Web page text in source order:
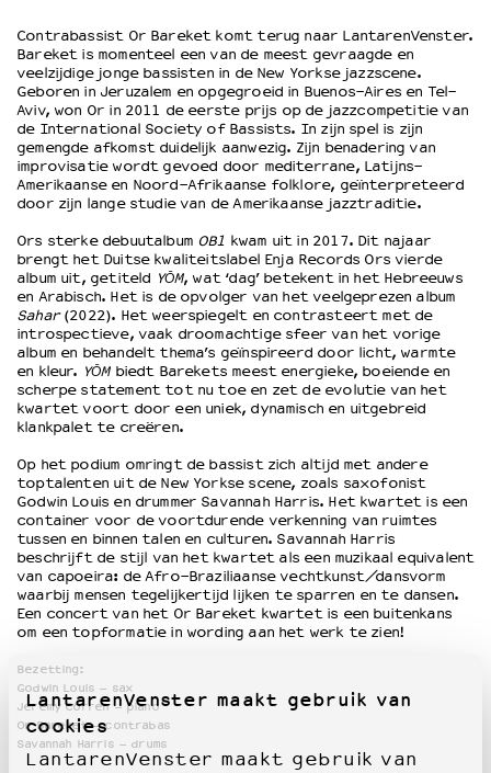
LantarenVenster maakt gebruik van
cookies
LantarenVenster maakt gebruik van
OVER LANTARENVENSTER
Wat we doen
Werken bij
Wie is wie
Word vriend
Historie
Partners
Huisregels
Privacyverklaring
Integriteits- en gedragscode
Duurzaamheid
Culturele boycot Israël
Ruimte voor artistieke vrijheid – VNPF
Contrabassist Or Bareket komt terug naar LantarenVenster.
Bareket is momenteel een van de meest gevraagde en
veelzijdige jonge bassisten in de New Yorkse jazzscene.
Geboren in Jeruzalem en opgegroeid in Buenos-Aires en Tel-
Aviv, won Or in 2011 de eerste prijs op de jazzcompetitie van
de International Society of Bassists. In zijn spel is zijn
gemengde afkomst duidelijk aanwezig. Zijn benadering van
improvisatie wordt gevoed door mediterrane, Latijns-
Amerikaanse en Noord-Afrikaanse folklore, geïnterpreteerd
door zijn lange studie van de Amerikaanse jazztraditie.
Ors sterke debuutalbum OB1 kwam uit in 2017. Dit najaar
brengt het Duitse kwaliteitslabel Enja Records Ors vierde
album uit, getiteld YŌM, wat ‘dag’ betekent in het Hebreeuws
en Arabisch. Het is de opvolger van het veelgeprezen album
Sahar(2022). Het weerspiegelt en contrasteert met de
introspectieve, vaak droomachtige sfeer van het vorige
album en behandelt thema’s geïnspireerd door licht, warmte
en kleur. YŌMbiedt Barekets meest energieke, boeiende en
scherpe statement tot nu toe en zet de evolutie van het
kwartet voort door een uniek, dynamisch en uitgebreid
klankpalet te creëren.
Op het podium omringt de bassist zich altijd met andere
toptalenten uit de New Yorkse scene, zoals saxofonist
Godwin Louis en drummer Savannah Harris. Het kwartet is een
container voor de voortdurende verkenning van ruimtes
tussen en binnen talen en culturen. Savannah Harris
beschrijft de stijl van het kwartet als een muzikaal equivalent
van capoeira: de Afro-Braziliaanse vechtkunst/dansvorm
waarbij mensen tegelijkertijd lijken te sparren en te dansen.
Een concert van het Or Bareket kwartet is een buitenkans
om een topformatie in wording aan het werk te zien!
Bezetting:
Godwin Louis – sax
Jeremy Corren – piano
Or Bareket – contrabas
Savannah Harris – drums